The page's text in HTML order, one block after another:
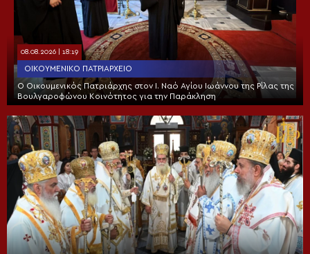
08.08.2026 | 18:19
ΟΙΚΟΥΜΕΝΙΚΌ ΠΑΤΡΙΑΡΧΕΊΟ
Ο Οικουμενικός Πατριάρχης στον I. Ναό Αγίου Ιωάννου της Ρίλας της
Βουλγαροφώνου Κοινότητος για την Παράκληση